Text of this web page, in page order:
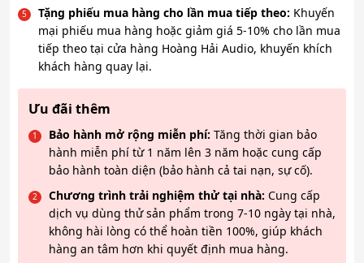
Tặng phiếu mua hàng cho lần mua tiếp theo: Khuyến
mại phiếu mua hàng hoặc giảm giá 5-10% cho lần mua
tiếp theo tại cửa hàng Hoàng Hải Audio, khuyến khích
khách hàng quay lại.
Ưu đãi thêm
Bảo hành mở rộng miễn phí: Tăng thời gian bảo
hành miễn phí từ 1 năm lên 3 năm hoặc cung cấp
bảo hành toàn diện (bảo hành cả tai nạn, sự cố).
Chương trình trải nghiệm thử tại nhà: Cung cấp
dịch vụ dùng thử sản phẩm trong 7-10 ngày tại nhà,
không hài lòng có thể hoàn tiền 100%, giúp khách
hàng an tâm hơn khi quyết định mua hàng.